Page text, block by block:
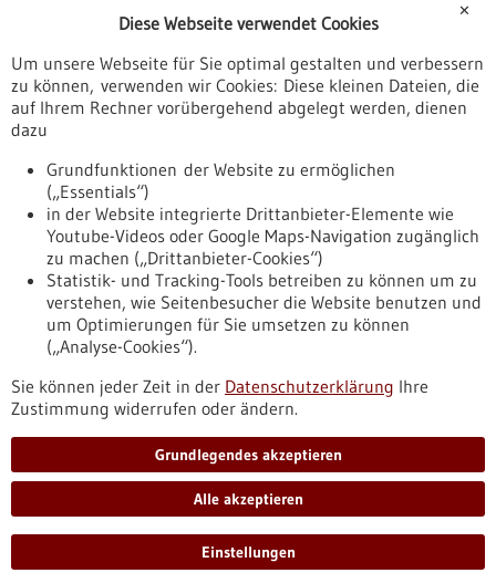
Veranstaltungen
Erscheinungsdatum
Nach oben
Informiert bleiben
Newsletter abonnieren
✕
Diese Webseite verwendet Cookies
Um unsere Webseite für Sie optimal gestalten und verbessern
zu können, verwenden wir Cookies: Diese kleinen Dateien, die
auf Ihrem Rechner vorübergehend abgelegt werden, dienen
dazu
Grundfunktionen der Website zu ermöglichen
(„Essentials“)
in der Website integrierte Drittanbieter-Elemente wie
Youtube-Videos oder Google Maps-Navigation zugänglich
zu machen („Drittanbieter-Cookies“)
Statistik- und Tracking-Tools betreiben zu können um zu
verstehen, wie Seitenbesucher die Website benutzen und
um Optimierungen für Sie umsetzen zu können
(„Analyse-Cookies“).
Sie können jeder Zeit in der Datenschutzerklärung Ihre
Zustimmung widerrufen oder ändern.
Grundlegendes akzeptieren
Alle akzeptieren
Einstellungen